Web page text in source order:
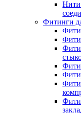
Нити
Фитинги